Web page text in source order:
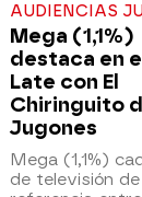
AUDIENCIAS
Mega (1,1%)
destaca en
Late con El
Chiringuito
Jugones
Mega (1,1%)
de televisión de